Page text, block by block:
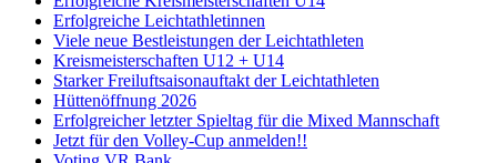
Erfolgreiche Leichtathletinnen
Viele neue Bestleistungen der Leichtathleten
Kreismeisterschaften U12 + U14
Starker Freiluftsaisonauftakt der Leichtathleten
Hüttenöffnung 2026
Erfolgreicher letzter Spieltag für die Mixed Mannschaft
Jetzt für den Volley-Cup anmelden!!